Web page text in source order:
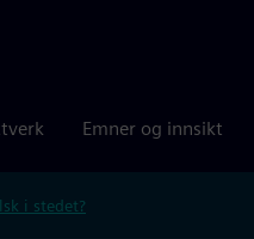
Emner og innsikt
i stedet?